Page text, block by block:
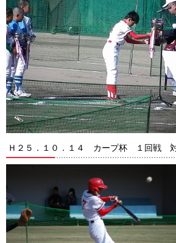
Ｈ２５．１０．１４ カープ杯 １回戦